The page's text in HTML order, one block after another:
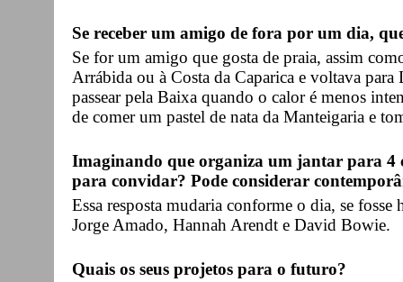
Se receber um amigo de fora por um dia,
Se for um amigo que gosta de praia, assim
Arrábida ou à Costa da Caparica e voltava
passear pela Baixa quando o calor é menos
de comer um pastel de nata da Manteigaria e
Imaginando que organiza um jantar para 4
para convidar? Pode considerar
Essa resposta mudaria conforme o dia, se
Jorge Amado, Hannah Arendt e David Bowie.
Quais os seus projetos para o futuro?